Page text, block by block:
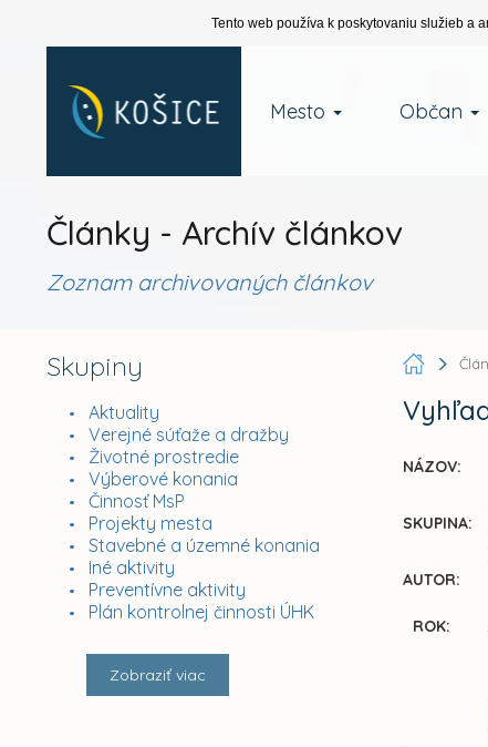
Tento web používa k poskytovaniu služieb a
Mesto Občan
Články - Archív článkov
Zoznam archivovaných článkov
Skupiny
Aktuality
Verejné súťaže a dražby
Životné prostredie
Výberové konania
Činnosť MsP
Projekty mesta
Stavebné a územné konania
Iné aktivity
Preventívne aktivity
Plán kontrolnej činnosti ÚHK
Zobraziť viac
NÁZOV:
SKUPINA:
AUTOR:
ROK: